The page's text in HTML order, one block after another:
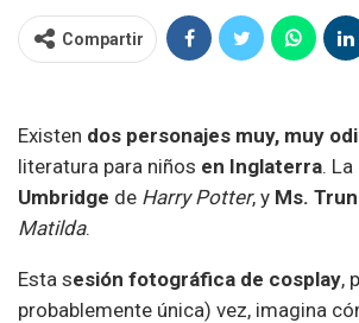
Compartir
Existen dos personajes muy, muy
literatura para niños en Inglaterra. La
Umbridge de Harry Potter, y Ms.
Matilda.
Esta sesión fotográfica de cosplay,
probablemente única) vez, imagina